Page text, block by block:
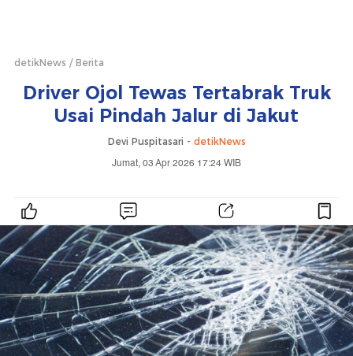
detikNews Berita
Driver Ojol Tewas Tertabrak Truk
Usai Pindah Jalur di Jakut
Devi Puspitasari - detikNews
Jumat, 03 Apr 2026 17:24 WIB